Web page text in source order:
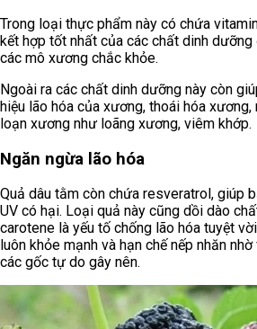
Trong loại thực phẩm này có chứa
kết hợp tốt nhất của các chất dinh
các mô xương chắc khỏe.
Ngoài ra các chất dinh dưỡng này còn
hiệu lão hóa của xương, thoái hóa
loạn xương như loãng xương, viêm khớp.
Ngăn ngừa lão hóa
Quả dâu tằm còn chứa resveratrol, giúp
UV có hại. Loại quả này cũng dồi dào
carotene là yếu tố chống lão hóa tuyệt
luôn khỏe mạnh và hạn chế nếp nhăn
các gốc tự do gây nên.